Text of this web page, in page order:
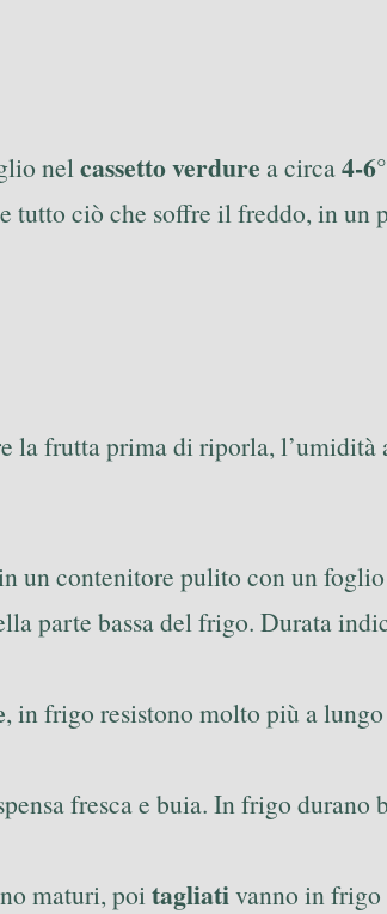
nelcassetto verdure a circa4-
tutto ciò che soffre il freddo, in un
la frutta prima di riporla,
un contenitore pulito con un
parte bassa del frigo. Durata
, in frigo resistono molto più a
fresca e buia. In frigo
maturi, poi tagliativanno in